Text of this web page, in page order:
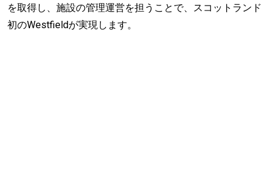
を取得し、施設の管理運営を担うことで、スコットランド
初のWestfieldが実現します。